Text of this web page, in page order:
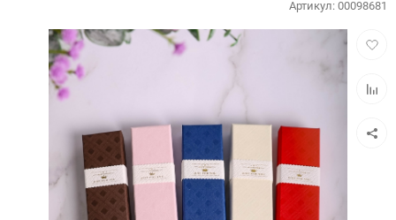
Артикул:00098681